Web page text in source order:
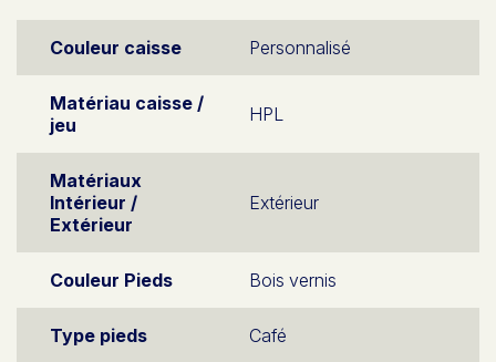
Couleur caisse Personnalisé
Matériau caisse /
jeu
HPL
Matériaux
Intérieur /
Extérieur
Extérieur
Couleur Pieds Bois vernis
Type pieds Café